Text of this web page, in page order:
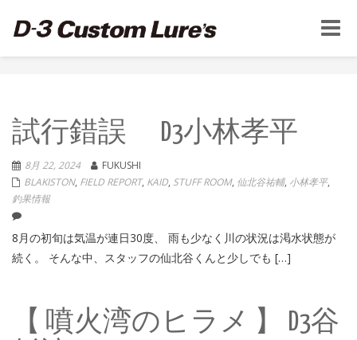
Toggle
試行錯誤 D3小林孝平
8月 22, 2024
FUKUSHI
BLAKISTON, FIELD REPORT, KAID, STUFF ROOM, 仙北谷祐輔, 小林孝平,
釣果情報
8月の初旬は気温が連日30度、 雨も少なく川の状況は渇水状態が
続く。 そんな中、スタッフの仙北谷くんと少しでも […]
【 噴火湾のヒラメ 】 D3谷